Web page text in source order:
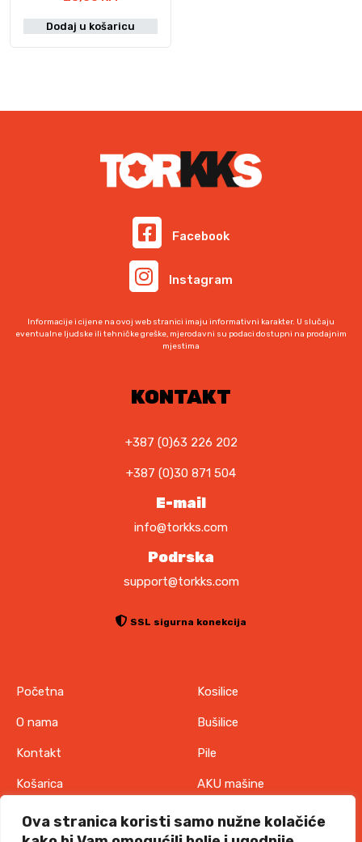
Ova stranica koristi samo nužne kolačiće
Dodaj u košaricu
Facebook
Instagram
Informacije i cijene na ovoj web stranici imaju informativni karakter. U slučaju
eventualne ljudske ili tehničke greške, mjerodavni su podaci dostupni na prodajnim
mjestima
KONTAKT
+387 (0)63 226 202
+387 (0)30 871 504
E-mail
info@torkks.com
Podrska
support@torkks.com
SSL sigurna konekcija
Početna
O nama
Kontakt
Košarica
Pravila o zaštiti
privatnosti
Kosilice
Bušilice
Pile
AKU mašine